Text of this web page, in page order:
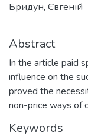
Бридун, Євгеній
Abstract
In the article paid
influence on the
proved the
non-price ways of
Keywords